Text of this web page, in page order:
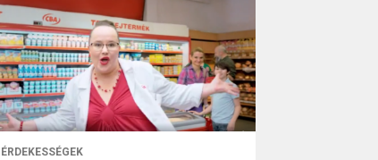
ÉRDEKESSÉGEK